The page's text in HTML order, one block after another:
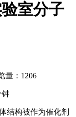
室分子
量： 1206
钟
结构被作为催化剂